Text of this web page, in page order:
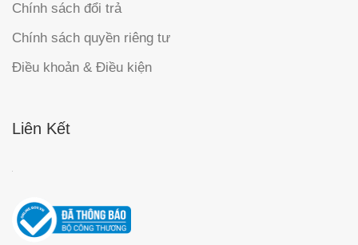
Chính sách đổi trả
Chính sách quyền riêng tư
Điều khoản & Điều kiện
Liên Kết